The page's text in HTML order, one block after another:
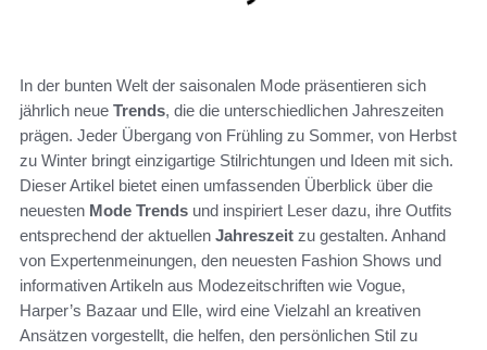
In der bunten Welt der saisonalen Mode präsentieren sich
jährlich neue Trends, die die unterschiedlichen Jahreszeiten
prägen. Jeder Übergang von Frühling zu Sommer, von Herbst
zu Winter bringt einzigartige Stilrichtungen und Ideen mit sich.
Dieser Artikel bietet einen umfassenden Überblick über die
neuesten Mode Trends und inspiriert Leser dazu, ihre Outfits
entsprechend der aktuellen Jahreszeit zu gestalten. Anhand
von Expertenmeinungen, den neuesten Fashion Shows und
informativen Artikeln aus Modezeitschriften wie Vogue,
Harper’s Bazaar und Elle, wird eine Vielzahl an kreativen
Ansätzen vorgestellt, die helfen, den persönlichen Stil zu